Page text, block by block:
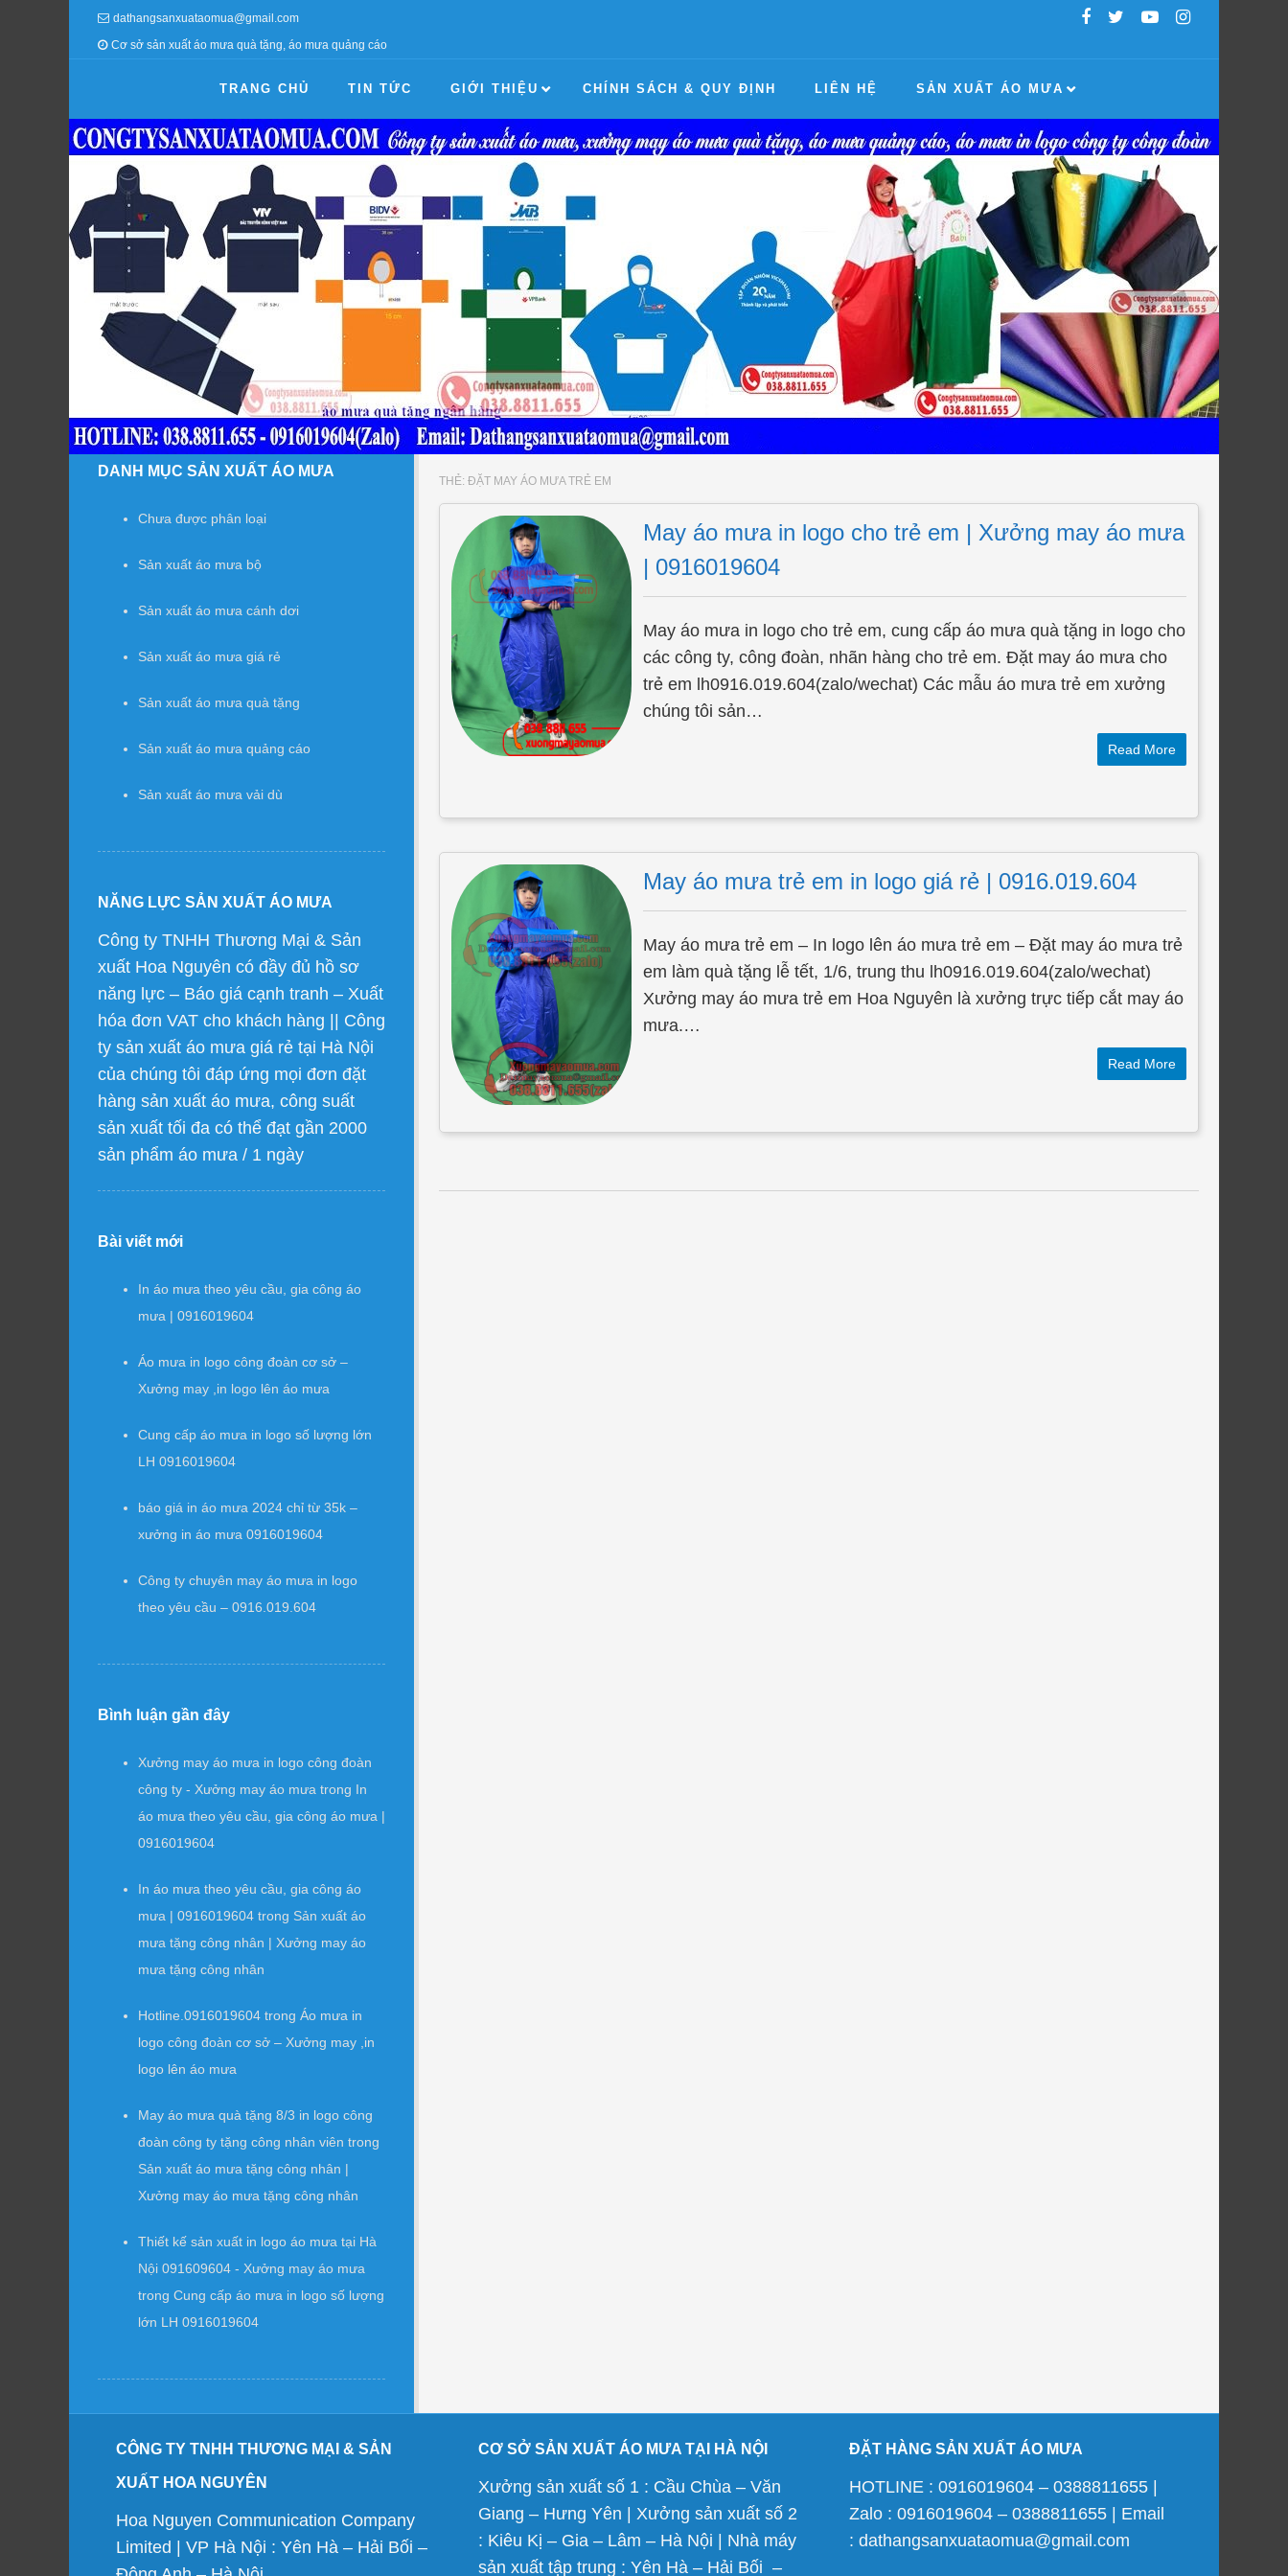
dathangsanxuataomua@gmail.com
Cơ sở sản xuất áo mưa quà tặng, áo mưa quảng cáo
TRANG CHỦ TIN TỨC GIỚI THIỆU CHÍNH SÁCH & QUY ĐỊNH LIÊN HỆ SẢN XUẤT ÁO MƯA
DANH MỤC SẢN XUẤT ÁO MƯA
Chưa được phân loại
Sản xuất áo mưa bộ
Sản xuất áo mưa cánh dơi
Sản xuất áo mưa giá rẻ
Sản xuất áo mưa quà tặng
Sản xuất áo mưa quảng cáo
Sản xuất áo mưa vải dù
NĂNG LỰC SẢN XUẤT ÁO MƯA
Công ty TNHH Thương Mại & Sản
xuất Hoa Nguyên có đầy đủ hồ sơ
năng lực – Báo giá cạnh tranh – Xuất
hóa đơn VAT cho khách hàng || Công
ty sản xuất áo mưa giá rẻ tại Hà Nội
của chúng tôi đáp ứng mọi đơn đặt
hàng sản xuất áo mưa, công suất
sản xuất tối đa có thể đạt gần 2000
sản phẩm áo mưa / 1 ngày
Bài viết mới
In áo mưa theo yêu cầu, gia công áo
mưa | 0916019604
Áo mưa in logo công đoàn cơ sở –
Xưởng may ,in logo lên áo mưa
Cung cấp áo mưa in logo số lượng lớn
LH 0916019604
báo giá in áo mưa 2024 chỉ từ 35k –
xưởng in áo mưa 0916019604
Công ty chuyên may áo mưa in logo
theo yêu cầu – 0916.019.604
Bình luận gần đây
Xưởng may áo mưa in logo công đoàn
công ty - Xưởng may áo mưa trong In
áo mưa theo yêu cầu, gia công áo mưa |
0916019604
In áo mưa theo yêu cầu, gia công áo
mưa | 0916019604 trong Sản xuất áo
mưa tặng công nhân | Xưởng may áo
mưa tặng công nhân
Hotline.0916019604 trong Áo mưa in
logo công đoàn cơ sở – Xưởng may ,in
logo lên áo mưa
May áo mưa quà tặng 8/3 in logo công
đoàn công ty tặng công nhân viên trong
Sản xuất áo mưa tặng công nhân |
Xưởng may áo mưa tặng công nhân
Thiết kế sản xuất in logo áo mưa tại Hà
Nội 091609604 - Xưởng may áo mưa
trong Cung cấp áo mưa in logo số lượng
lớn LH 0916019604
THẺ: ĐẶT MAY ÁO MƯA TRẺ EM
May áo mưa in logo cho trẻ em | Xưởng may áo mưa
| 0916019604
May áo mưa in logo cho trẻ em, cung cấp áo mưa quà tặng in logo cho
các công ty, công đoàn, nhãn hàng cho trẻ em. Đặt may áo mưa cho
trẻ em lh0916.019.604(zalo/wechat) Các mẫu áo mưa trẻ em xưởng
chúng tôi sản…
Read More
May áo mưa trẻ em in logo giá rẻ | 0916.019.604
May áo mưa trẻ em – In logo lên áo mưa trẻ em – Đặt may áo mưa trẻ
em làm quà tặng lễ tết, 1/6, trung thu lh0916.019.604(zalo/wechat)
Xưởng may áo mưa trẻ em Hoa Nguyên là xưởng trực tiếp cắt may áo
mưa.…
Read More
CÔNG TY TNHH THƯƠNG MẠI & SẢN
XUẤT HOA NGUYÊN
Hoa Nguyen Communication Company
Limited | VP Hà Nội : Yên Hà – Hải Bối –
CƠ SỞ SẢN XUẤT ÁO MƯA TẠI HÀ NỘI
Xưởng sản xuất số 1 : Cầu Chùa – Văn
Giang – Hưng Yên | Xưởng sản xuất số 2
: Kiêu Kị – Gia – Lâm – Hà Nội | Nhà máy
sản xuất tập trung : Yên Hà – Hải Bối –
ĐẶT HÀNG SẢN XUẤT ÁO MƯA
HOTLINE : 0916019604 – 0388811655 |
Zalo : 0916019604 – 0388811655 | Email
: dathangsanxuataomua@gmail.com